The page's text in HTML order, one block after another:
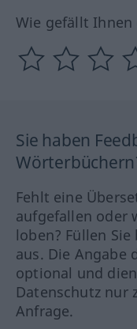
Wie gefällt Ihnen
Sie haben
Fehlt eine
aufgefallen oder
loben? Füllen
aus. Die Angabe
optional und
Datenschutz nur
Anfrage.